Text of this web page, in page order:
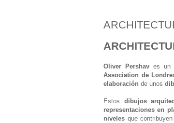
Oliver Pershav es un
Association de
elaboración de unos
Estos dibujos
representaciones en
niveles que